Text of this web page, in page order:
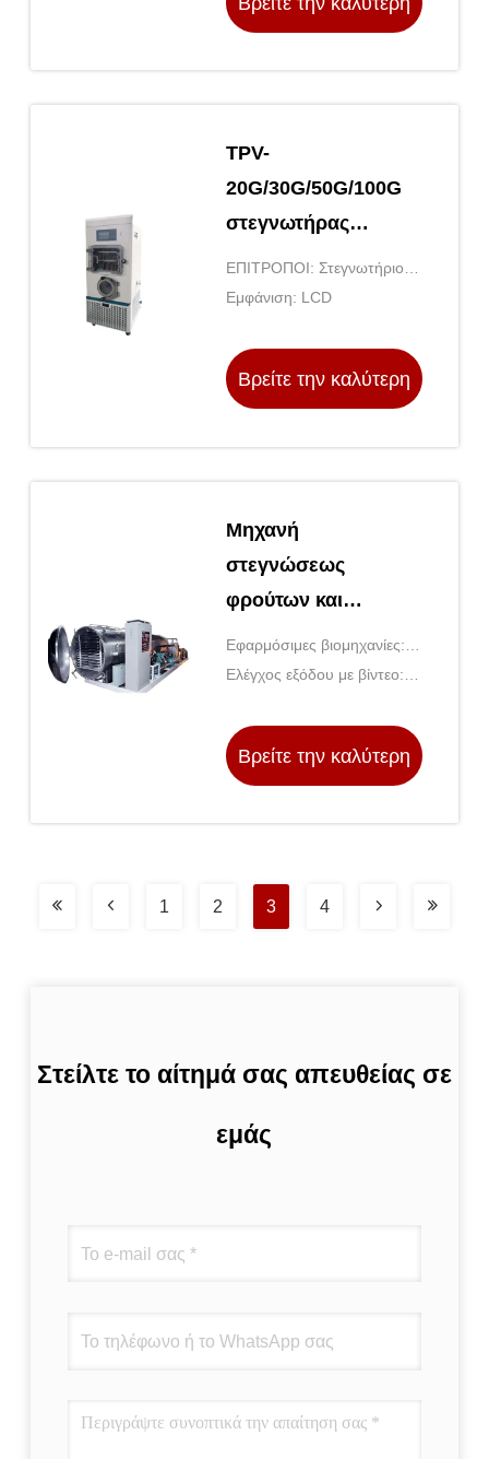
TPV-
20G/30G/50G/100G
στεγνωτήρας
κατάψυξης για
αυτοματοποίηση και
ρύπανσης
δειγμάτων
ΕΠΙΤΡΟΠΟΙ: Στεγνωτήριο
κενού κατάψυξης
Εμφάνιση: LCD
Βρείτε την καλύτερη
Μηχανή
στεγνώσεως
φρούτων και
λαχανικών υπό κενό
Εφαρμόσιμες βιομηχανίες:
Εργοστάσιο τροφίμων και
εστιατόρια, λιανική πώληση,
καταστήματα τροφίμων,
Ελέγχος εξόδου με βίντεο:
Βρείτε την καλύτερη
1 2 3 4
Στείλτε το αίτημά σας απευθείας σε
εμάς